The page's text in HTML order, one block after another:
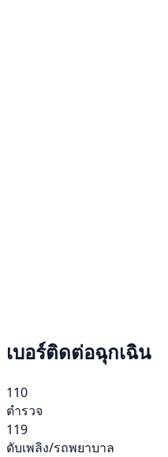
เบอร์ติดต่อฉุกเฉิน
110
ตำรวจ
119
ดับเพลิง/รถพยาบาล